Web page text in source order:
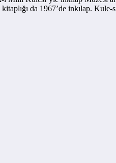
da 1967’de inkılap. Kule-